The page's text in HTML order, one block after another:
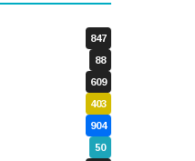
847
88
609
403
904
50